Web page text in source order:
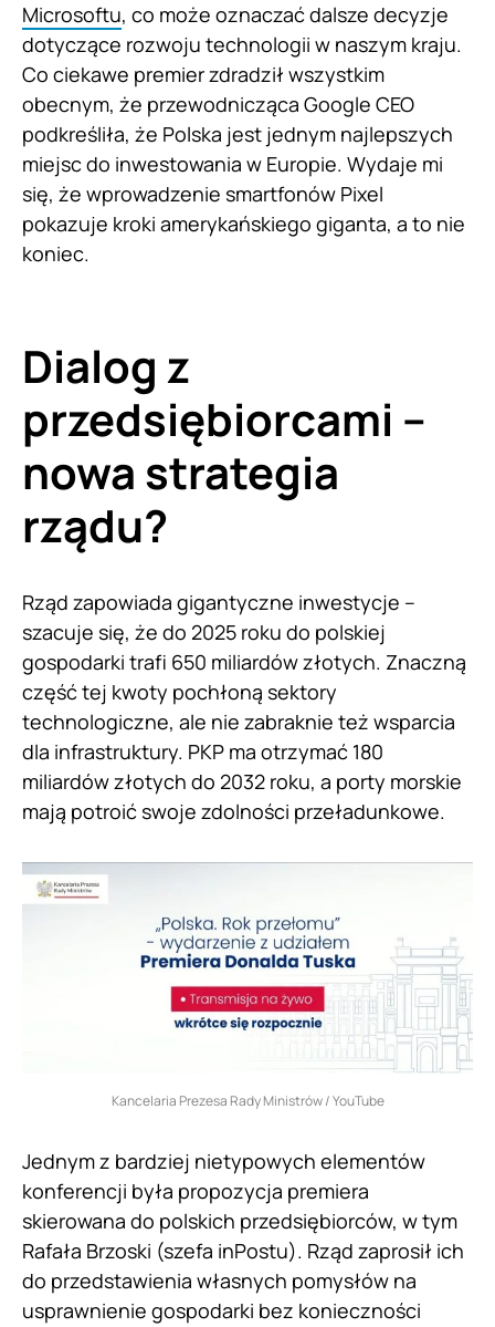
Microsoftu, co może oznaczać dalsze decyzje
dotyczące rozwoju technologii w naszym kraju.
Co ciekawe premier zdradził wszystkim
obecnym, że przewodnicząca Google CEO
podkreśliła, że Polska jest jednym najlepszych
miejsc do inwestowania w Europie. Wydaje mi
się, że wprowadzenie smartfonów Pixel
pokazuje kroki amerykańskiego giganta, a to nie
koniec.
Dialog z
przedsiębiorcami –
nowa strategia
rządu?
Rząd zapowiada gigantyczne inwestycje –
szacuje się, że do 2025 roku do polskiej
gospodarki trafi 650 miliardów złotych. Znaczną
część tej kwoty pochłoną sektory
technologiczne, ale nie zabraknie też wsparcia
dla infrastruktury. PKP ma otrzymać 180
miliardów złotych do 2032 roku, a porty morskie
mają potroić swoje zdolności przeładunkowe.
Kancelaria Prezesa Rady Ministrów / YouTube
Jednym z bardziej nietypowych elementów
konferencji była propozycja premiera
skierowana do polskich przedsiębiorców, w tym
Rafała Brzoski (szefa inPostu). Rząd zaprosił ich
do przedstawienia własnych pomysłów na
usprawnienie gospodarki bez konieczności